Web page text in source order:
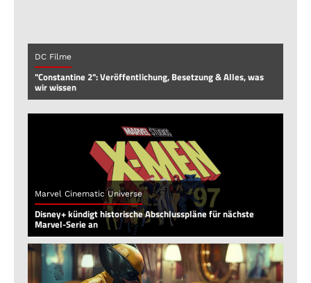
DC Filme
"Constantine 2": Veröffentlichung, Besetzung & Alles, was
wir wissen
Marvel Cinematic Universe
Disney+ kündigt historische Abschlusspläne für nächste
Marvel-Serie an